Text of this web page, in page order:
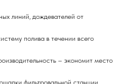
линий, дождевателей от
полива в течении всего
– экономит место
фильтровальной станции.